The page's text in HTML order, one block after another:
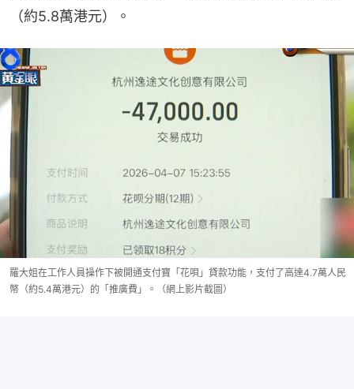
（約5.8萬港元）。
羅大姐在工作人員操作下被開通支付寶「花唄」貸款功能，支付了高達4.7萬人民
幣（約5.4萬港元）的「推廣費」。（網上影片截圖）